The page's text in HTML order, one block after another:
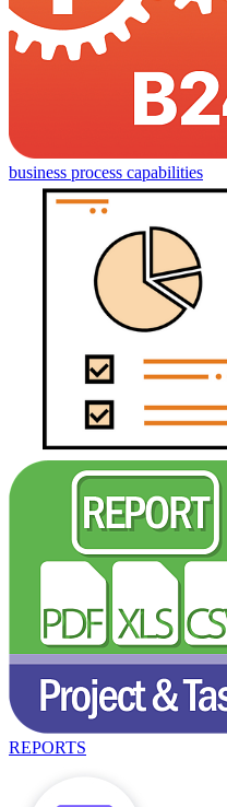
business process capabilities
REPORTS